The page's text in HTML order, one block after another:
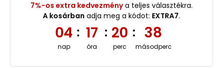
7%-os extra kedvezménya teljes választékra.
A kosárban adja meg a kódot: EXTRA7.
04
nap
: 17
óra
: 20
perc
: 37
másodperc